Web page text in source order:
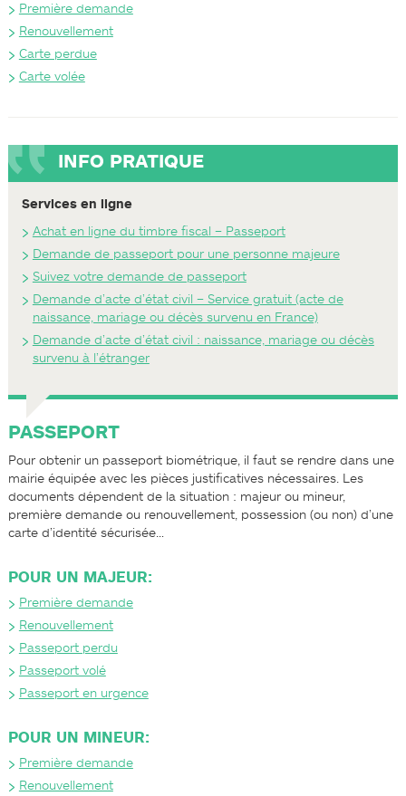
Première demande
Renouvellement
Carte perdue
Carte volée
INFO PRATIQUE
Services en ligne
Achat en ligne du timbre fiscal – Passeport
Demande de passeport pour une personne majeure
Suivez votre demande de passeport
Demande d’acte d’état civil – Service gratuit (acte de
naissance, mariage ou décès survenu en France)
Demande d’acte d’état civil : naissance, mariage ou décès
survenu à l’étranger
PASSEPORT
Pour obtenir un passeport biométrique, il faut se rendre dans une
mairie équipée avec les pièces justificatives nécessaires. Les
documents dépendent de la situation : majeur ou mineur,
première demande ou renouvellement, possession (ou non) d’une
carte d’identité sécurisée…
POUR UN MAJEUR:
Première demande
Renouvellement
Passeport perdu
Passeport volé
Passeport en urgence
POUR UN MINEUR:
Première demande
Renouvellement